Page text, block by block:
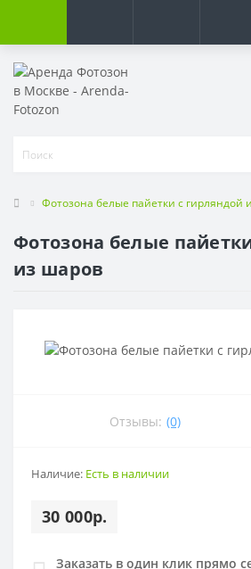
Фотозона белые пайетки с гирляндой
Фотозона белые
из шаров
Отзывы: (0)
Наличие: Есть в наличии
30 000р.
Заказать в один клик прямо